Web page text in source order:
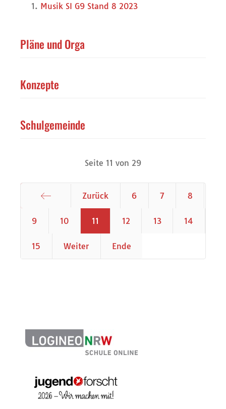
Musik SI G9 Stand 8 2023
Pläne und Orga
Konzepte
Schulgemeinde
Seite 11 von 29
Zurück 6 7 8
9 10 11 12 13 14
15 Weiter Ende